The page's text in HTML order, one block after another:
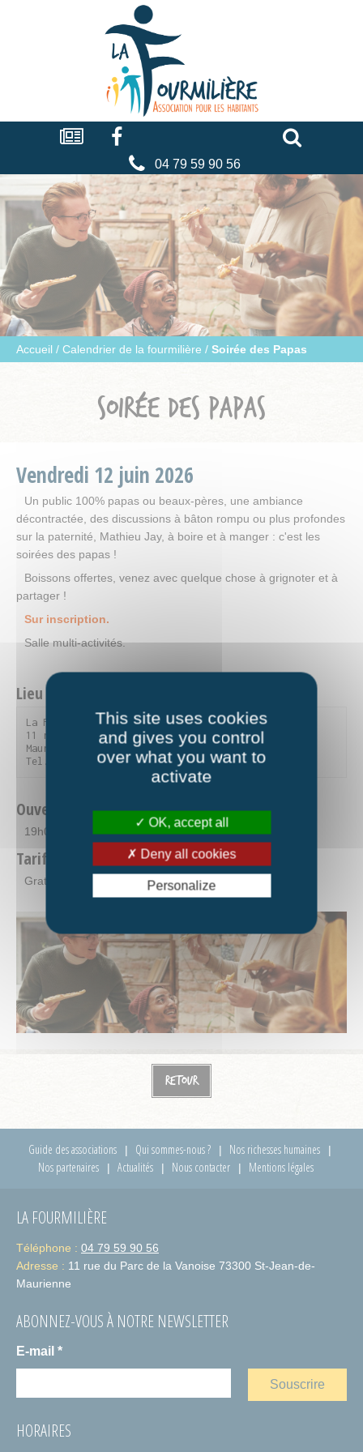
La
fourmilière
Actualités Facebook
04 79 59 90 56
Accueil / Calendrier de la fourmilière / Soirée des Papas
SOIRÉE DES PAPAS
Vendredi 12 juin 2026
Un public 100% papas ou beaux-pères, une ambiance
décontractée, des discussions à bâton rompu ou plus profondes
sur la paternité, Mathieu Jay, à boire et à manger : c'est les
soirées des papas !
Boissons offertes, venez avec quelque chose à grignoter et à
partager !
Sur inscription.
Salle multi-activités.
Lieu et contact
La Fourmilière
11 rue du Parc de la Vanoise - 73300 Saint-Jean-de-
Maurienne
Tel. 04 79 59 90 56
Ouverture
19h00-21h00
Tarifs
Gratuit.
Retour
Guide des associations Qui sommes-nous ?
Nos richesses humaines
Nos partenaires
Actualités Nous contacter Mentions légales
LA FOURMILIÈRE
Téléphone : 04 79 59 90 56
Adresse : 11 rue du Parc de la Vanoise 73300 St-Jean-de-
Maurienne
ABONNEZ-VOUS À NOTRE NEWSLETTER
E-mail *
HORAIRES
Cookies management panel
This site uses cookies
and gives you control
over what you want to
activate
OK, accept all
Deny all cookies
Personalize